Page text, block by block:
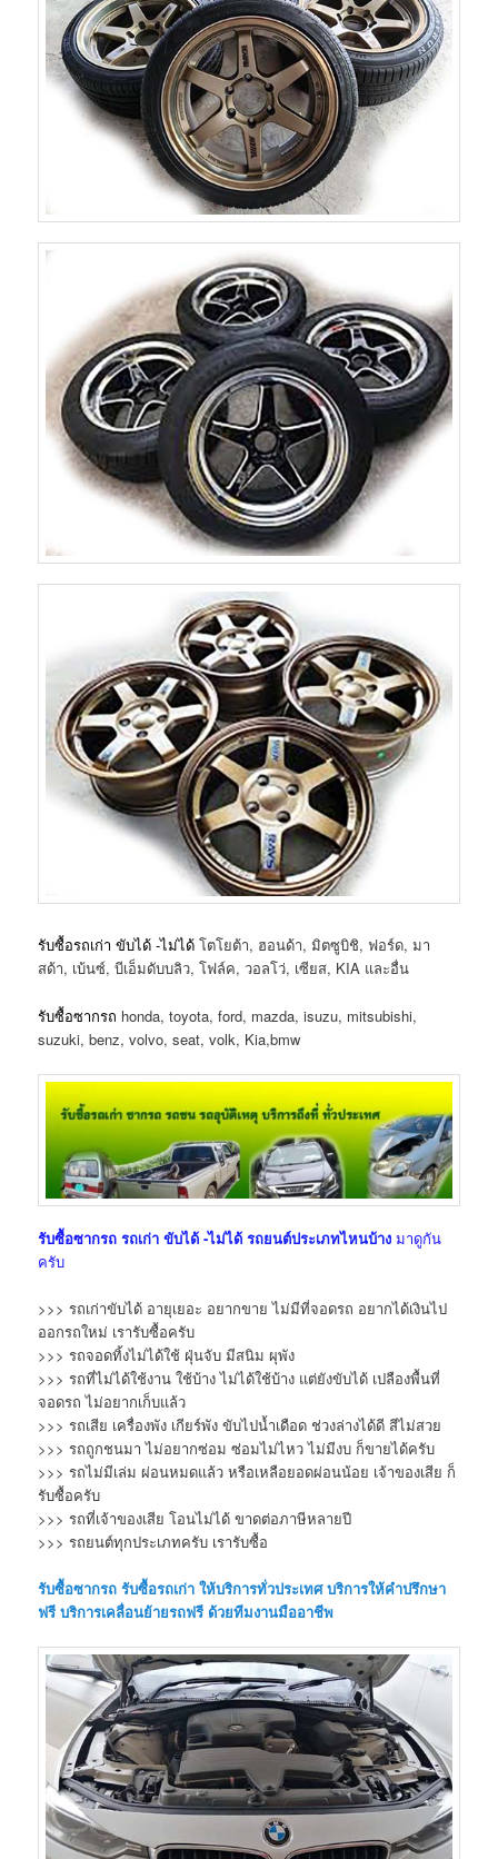
รับซื้อรถเก่า ขับได้ -ไม่ได้ โตโยต้า, ฮอนด้า, มิตซูบิชิ, ฟอร์ด, มา
สด้า, เบ้นซ์, บีเอ็มดับบลิว, โฟล์ค, วอลโว่, เซียส, KIA และอื่น
รับซื้อซากรถ honda, toyota, ford, mazda, isuzu, mitsubishi,
suzuki, benz, volvo, seat, volk, Kia,bmw
รับซื้อซากรถ รถเก่า ขับได้ -ไม่ได้ รถยนต์ประเภทไหนบ้าง มาดูกัน
ครับ
>>> รถเก่าขับได้ อายุเยอะ อยากขาย ไม่มีที่จอดรถ อยากได้เงินไป
ออกรถใหม่ เรารับซื้อครับ
>>> รถจอดทิ้งไม่ได้ใช้ ฝุ่นจับ มีสนิม ผุพัง
>>> รถที่ไม่ได้ใช้งาน ใช้บ้าง ไม่ได้ใช้บ้าง แต่ยังขับได้ เปลืองพื้นที่
จอดรถ ไม่อยากเก็บแล้ว
>>> รถเสีย เครื่องพัง เกียร์พัง ขับไปน้ำเดือด ช่วงล่างได้ดี สีไม่สวย
>>> รถถูกชนมา ไม่อยากซ่อม ซ่อมไม่ไหว ไม่มีงบ ก็ขายได้ครับ
>>> รถไม่มีเล่ม ผ่อนหมดแล้ว หรือเหลือยอดผ่อนน้อย เจ้าของเสีย ก็
รับซื้อครับ
>>> รถที่เจ้าของเสีย โอนไม่ได้ ขาดต่อภาษีหลายปี
>>> รถยนต์ทุกประเภทครับ เรารับซื้อ
รับซื้อซากรถ รับซื้อรถเก่า ให้บริการทั่วประเทศ บริการให้คำปรึกษา
ฟรี บริการเคลื่อนย้ายรถฟรี ด้วยทีมงานมืออาชีพ